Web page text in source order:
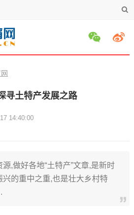
寻土特产发展之路
14:40:00
,做好各地“土特产”文章,是新时
的重中之重,也是壮大乡村特